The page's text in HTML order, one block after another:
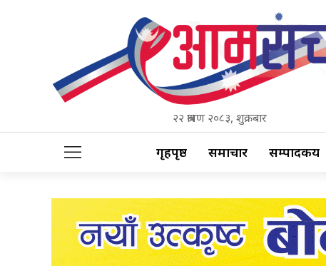
२२ श्रावण २०८३, शुक्रबार
गृहपृष्ठ समाचार सम्पादकीय